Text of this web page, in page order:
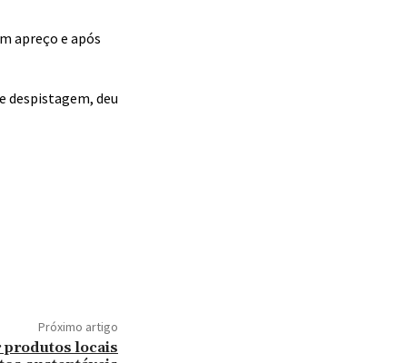
apreço e após
despistagem, deu
Próximo artigo
produtos locais